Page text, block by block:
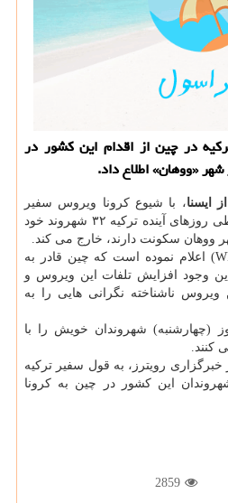
در چین از اقدام این كشور در
«ووهان» اطلاع داد.
ایسنا، با شیوع كرونا ویروس سفیر
تركیه در چین اظهار داشت: طی روزهای آینده تركیه ۳۲ شهروند خود
ووهان سكونت دارند، خارج می كند.
(WHO) اعلام نموده است كه چین قادر به
وجود افزایش تلفات این ویروس و
ویروس ناشناخته نگرانی هایی را به
(چهارشنبه) شهروندان خویش را با
كنند.
رویترز، به قول سفیر تركیه
این كشور در چین به كرونا
2859